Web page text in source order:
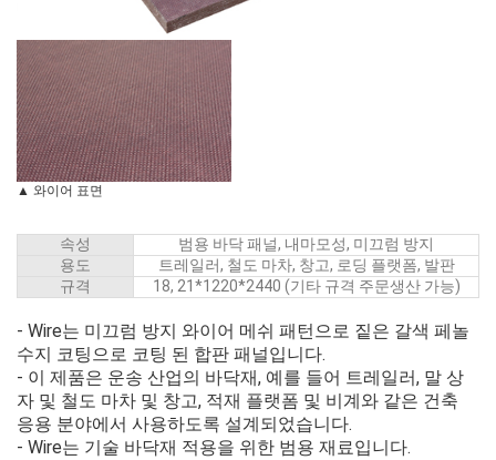
▲ 와이어 표면
속성
범용 바닥 패널, 내마모성, 미끄럼 방지
용도
트레일러, 철도 마차, 창고, 로딩 플랫폼, 발판
규격
18, 21*1220*2440 (기타 규격 주문생산 가능)
- Wire는 미끄럼 방지 와이어 메쉬 패턴으로 짙은 갈색 페놀
수지 코팅으로 코팅 된 합판 패널입니다.
- 이 제품은 운송 산업의 바닥재, 예를 들어 트레일러, 말 상
자 및 철도 마차 및 창고, 적재 플랫폼 및 비계와 같은 건축
응용 분야에서 사용하도록 설계되었습니다.
- Wire는 기술 바닥재 적용을 위한 범용 재료입니다.